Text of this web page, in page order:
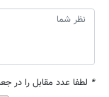
* لطفا عدد مقابل را در